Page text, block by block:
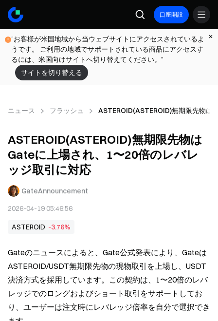
口座開設
"お客様が米国地域から当ウェブサイトにアクセスされているよ
うです。 ご利用の地域でサポートされている商品にアクセスす
るには、米国向けサイトへ切り替えてください。"
サイトを切り替える
ニュース フラッシュ ASTEROID(ASTEROID)無期限先物
ASTEROID(ASTEROID)無期限先物は
Gateに上場され、1〜20倍のレバレ
ッジ取引に対応
GateAnnouncement
2026-04-19 05:46:56
ASTEROID -3.76%
Gateのニュースによると、Gate公式発表により、Gateは
ASTEROID/USDT無期限先物の現物取引を上場し、USDT
決済方式を採用しています。この契約は、1〜20倍のレバ
レッジでのロングおよびショート取引をサポートしてお
り、ユーザーは注文時にレバレッジ倍率を自分で選択でき